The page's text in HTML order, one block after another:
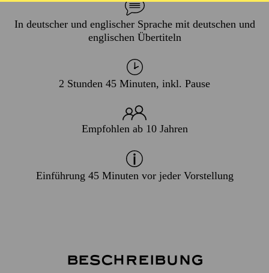
In deutscher und englischer Sprache mit deutschen und
englischen Übertiteln
2 Stunden 45 Minuten, inkl. Pause
Empfohlen ab 10 Jahren
Einführung 45 Minuten vor jeder Vorstellung
Beschreibung